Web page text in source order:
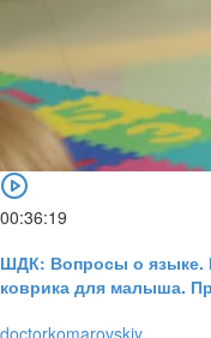
00:36:19
ШДК: Вопросы о языке.
коврика для малыша.
doctorkomarovskiy